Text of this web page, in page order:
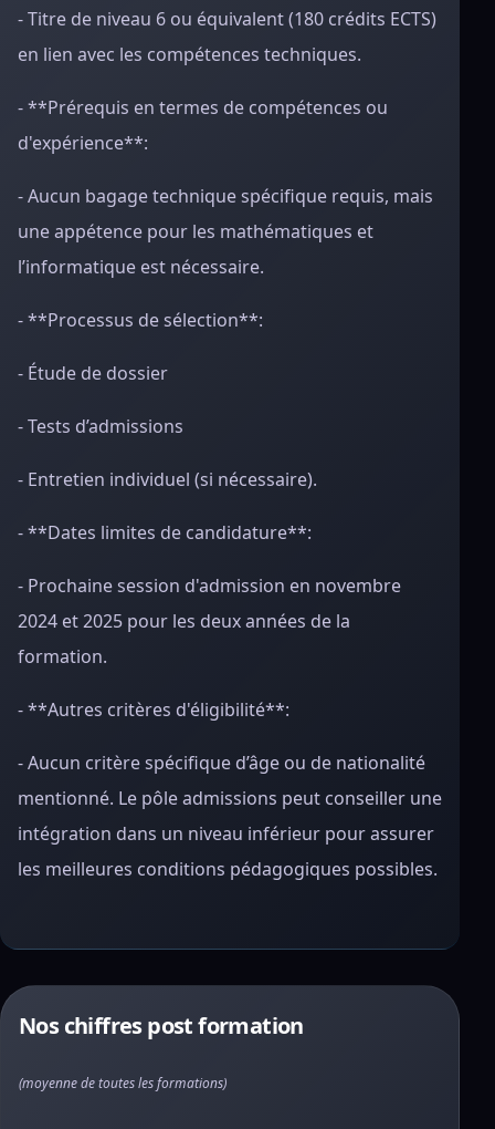
- Titre de niveau 6 ou équivalent (180 crédits ECTS)
en lien avec les compétences techniques.
- **Prérequis en termes de compétences ou
d'expérience**:
- Aucun bagage technique spécifique requis, mais
une appétence pour les mathématiques et
l’informatique est nécessaire.
- **Processus de sélection**:
- Étude de dossier
- Tests d’admissions
- Entretien individuel (si nécessaire).
- **Dates limites de candidature**:
- Prochaine session d'admission en novembre
2024 et 2025 pour les deux années de la
formation.
- **Autres critères d'éligibilité**:
- Aucun critère spécifique d’âge ou de nationalité
mentionné. Le pôle admissions peut conseiller une
intégration dans un niveau inférieur pour assurer
les meilleures conditions pédagogiques possibles.
Nos chiffres post formation
(moyenne de toutes les formations)